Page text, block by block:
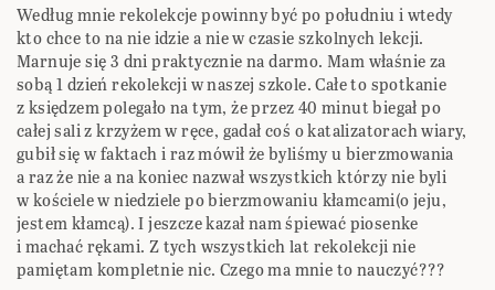
Według mnie rekolekcje powinny być po południu i wtedy
kto chce to na nie idzie a nie w czasie szkolnych lekcji.
Marnuje się 3 dni praktycznie na darmo. Mam właśnie za
sobą 1 dzień rekolekcji w naszej szkole. Całe to spotkanie
z księdzem polegało na tym, że przez 40 minut biegał po
całej sali z krzyżem w ręce, gadał coś o katalizatorach wiary,
gubił się w faktach i raz mówił że byliśmy u bierzmowania
a raz że nie a na koniec nazwał wszystkich którzy nie byli
w kościele w niedziele po bierzmowaniu kłamcami(o jeju,
jestem kłamcą). I jeszcze kazał nam śpiewać piosenke
i machać rękami. Z tych wszystkich lat rekolekcji nie
pamiętam kompletnie nic. Czego ma mnie to nauczyć???